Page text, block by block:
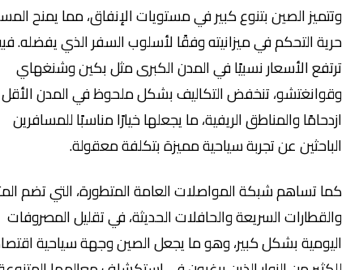
الصين بتنوع كبير في مستويات الإنفاق، مما يمنح المسافر
التحكم في ميزانيته وفقًا لأسلوب السفر الذي يفضله. فبينما
الأسعار نسبيًا في المدن الكبرى مثل بكين وشنغهاي
تنخفض التكاليف بشكل ملحوظ في المدن الأقل
والمناطق الريفية، ما يجعلها خيارًا مناسبًا للمسافرين
عن تجربة سياحية مميزة بتكلفة معقولة.
تساهم شبكة المواصلات العامة المتطورة، التي تضم المترو
السريعة والحافلات الحديثة، في تقليل المصروفات
بشكل كبير، وهو ما يجعل الصين وجهة سياحية اقتصادية